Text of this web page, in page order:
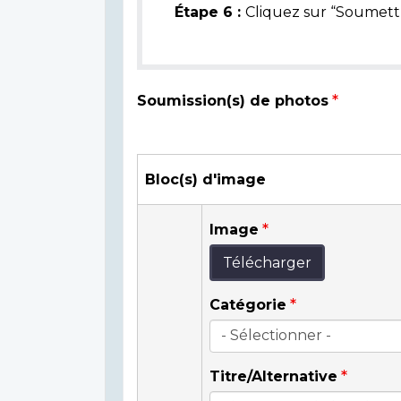
Étape 6 : Cliquez sur
Soumission(s) de photos
Bloc(s) d'image
Image
Télécharger
Catégorie
Titre/Alternative